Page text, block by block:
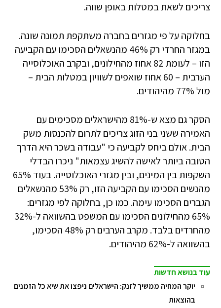
צריכים לשאת במטלות באופן שווה.
בחלוקה על פי מגזרים בחברה משתקפת תמונה שונה.
במגזר החרדי רק 46% מהנשאלים הסכימו עם הקביעה
הזו – לעומת 82 אחוז מהחילונים, ובקרב האוכלוסייה
הערבית – 60 אחוז שואפים לשוויון במטלות הבית –
מול 77% מהיהודים.
הסקר גם מצא ש-81% מהישראלים מסכימים עם
האמירה ששני בני הזוג צריכים לתרום להכנסות משק
הבית. אולם ביחס לקביעה כי "עבודה בשכר היא הדרך
הטובה ביותר לאישה להשיג עצמאות" ניכרו הבדלי
השקפות בין המינים, ובין מגזרי האוכלוסייה. בעוד 65%
מהנשים הסכימו עם הקביעה הזו, רק 53% מהנשאלים
הגברים הסכימו עימה. כמו כן, בחלוקה לפי מגזרים:
65% מהחילונים הסכימו עם המשפט בהשוואה ל-32%
מהחרדים בלבד. מקרב הערבים רק 48% הסכימו,
בהשוואה ל-62% מהיהודים.
עוד בנושא חדשות
יוקר המחיה ממשיך לזנק: הישראלים ניפצו את שיא כל הזמנים
בהוצאות